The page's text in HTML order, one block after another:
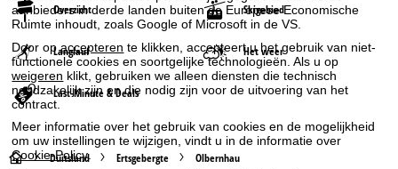
aanbieders in derde landen buiten de Europese Economische
Ruimte inhoudt, zoals Google of Microsoft in de VS.
Door opaccepteren te klikken, accepteert u het gebruik van niet-
functionele cookies en soortgelijke technologieën. Als u op
weigeren klikt, gebruiken we alleen diensten die technisch
noodzakelijk zijn en die nodig zijn voor de uitvoering van het
contract.
Meer informatie over het gebruik van cookies en de mogelijkheid
om uw instellingen te wijzigen, vindt u in de informatie over
Cookie-Policy.
Overzicht Skigebied
Langlauf Het weer
Last-Minute & Deals
S Duitsland Ertsgebergte Olbernhau